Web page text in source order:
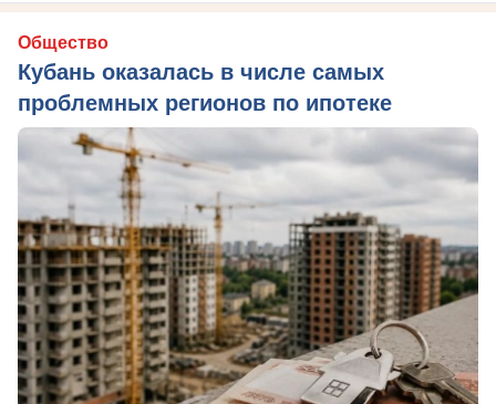
Общество
Кубань оказалась в числе самых
проблемных регионов по ипотеке